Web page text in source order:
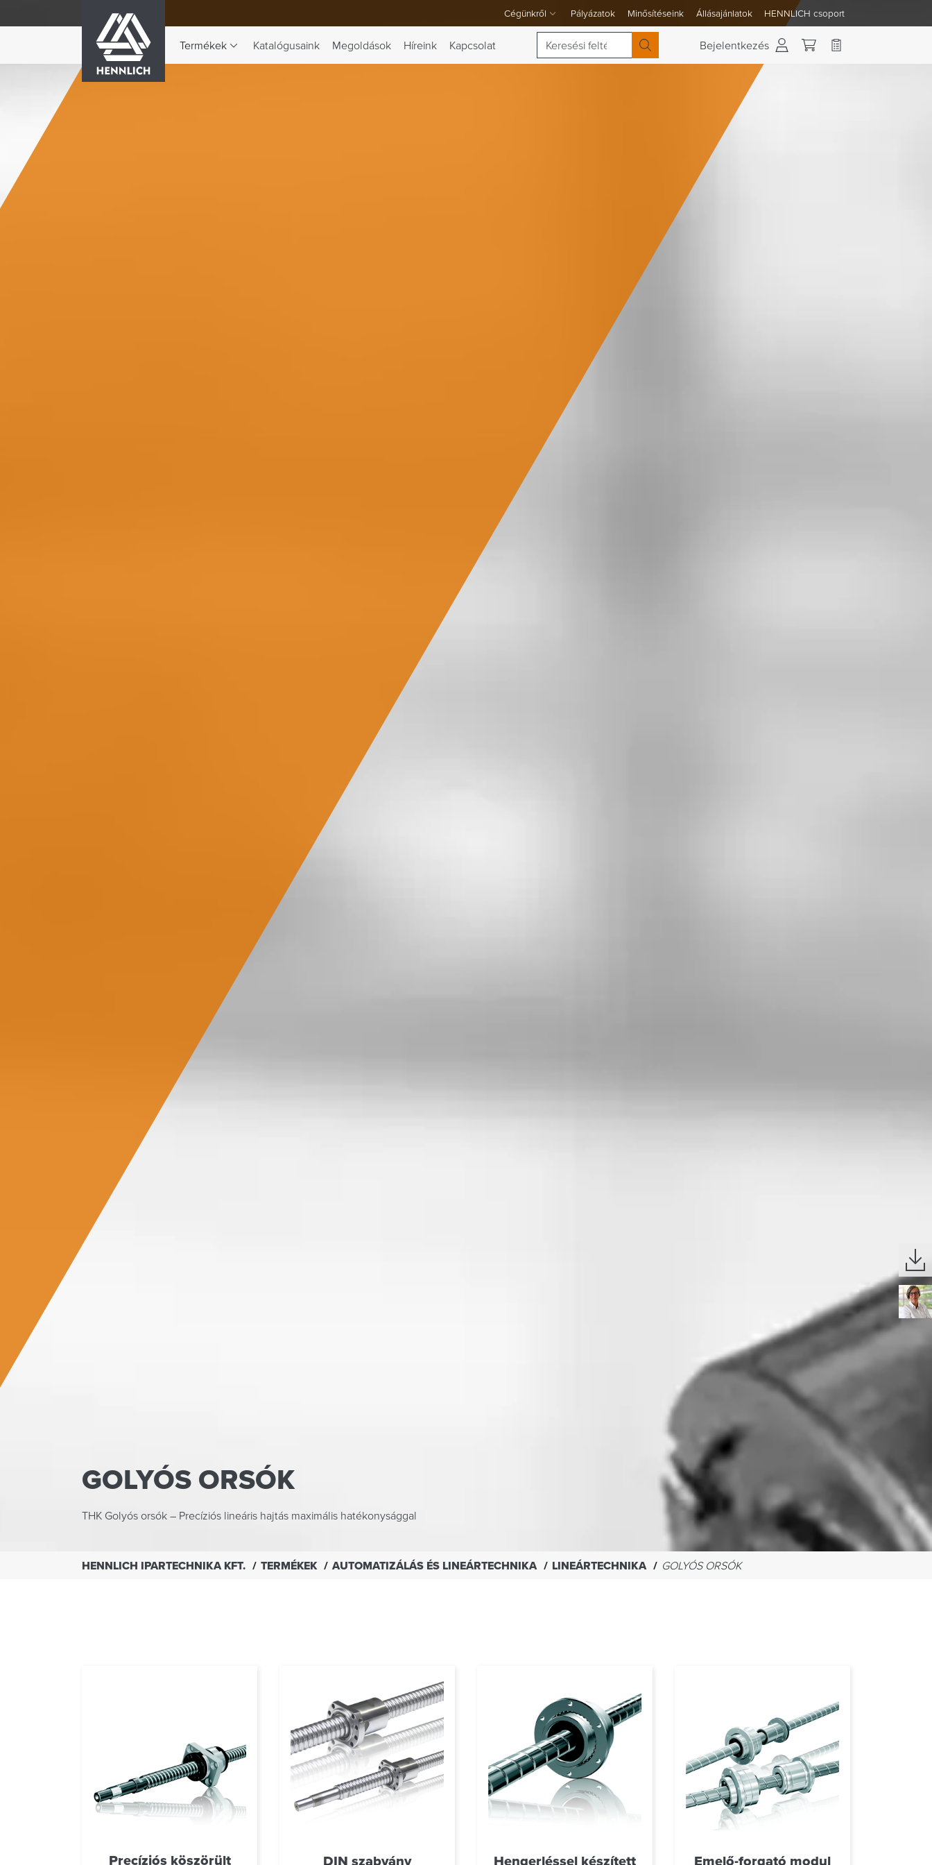
Cégünkről
A Cégünkről legördülő menü váltása
Pályázatok Minősítéseink Állásajánlatok HENNLICH csoport
Termékek
A Termékek legördülő menü váltása
Katalógusaink Megoldások Híreink Kapcsolat Keresés Bejelentkezés
GOLYÓS ORSÓK
THK Golyós orsók – Precíziós lineáris hajtás maximális hatékonysággal
HENNLICH IPARTECHNIKA KFT. TERMÉKEK AUTOMATIZÁLÁS ÉS LINEÁRTECHNIKA LINEÁRTECHNIKA GOLYÓS ORSÓK
Precíziós köszörült
DIN szabvány
Hengerléssel készített
Emelő-forgató modul